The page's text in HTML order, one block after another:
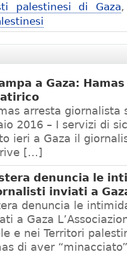
palestinesi di Gaza
a Gaza:
arresta giornalista
2016 – I servizi di
ieri a Gaza il
[…]
denuncia le
inviati a
denuncia le
a Gaza
e nei Territori
di aver